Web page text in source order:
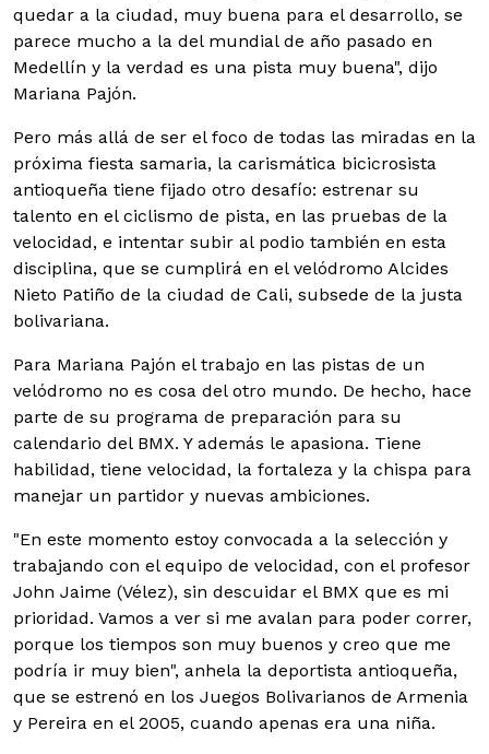
quedar a la ciudad, muy buena para el desarrollo, se
parece mucho a la del mundial de año pasado en
Medellín y la verdad es una pista muy buena", dijo
Mariana Pajón.
Pero más allá de ser el foco de todas las miradas en la
próxima fiesta samaria, la carismática bicicrosista
antioqueña tiene fijado otro desafío: estrenar su
talento en el ciclismo de pista, en las pruebas de la
velocidad, e intentar subir al podio también en esta
disciplina, que se cumplirá en el velódromo Alcides
Nieto Patiño de la ciudad de Cali, subsede de la justa
bolivariana.
Para Mariana Pajón el trabajo en las pistas de un
velódromo no es cosa del otro mundo. De hecho, hace
parte de su programa de preparación para su
calendario del BMX. Y además le apasiona. Tiene
habilidad, tiene velocidad, la fortaleza y la chispa para
manejar un partidor y nuevas ambiciones.
"En este momento estoy convocada a la selección y
trabajando con el equipo de velocidad, con el profesor
John Jaime (Vélez), sin descuidar el BMX que es mi
prioridad. Vamos a ver si me avalan para poder correr,
porque los tiempos son muy buenos y creo que me
podría ir muy bien", anhela la deportista antioqueña,
que se estrenó en los Juegos Bolivarianos de Armenia
y Pereira en el 2005, cuando apenas era una niña.